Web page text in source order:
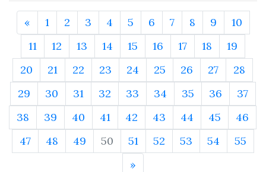
« 1 2 3 4 5 6 7 8 9
10
11
12 13 14 15 16 17 18
19
20
21 22 23 24 25 26 27
28
29
30 31 32 33 34 35 36
37
38
39 40 41 42 43 44 45
46
47
48 49 50 51 52 53 54
55
»